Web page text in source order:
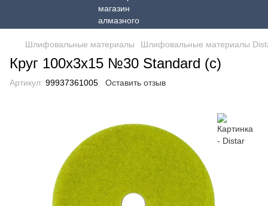
Шлифовальные материалы Шлифовальные материалы
Круг 100x3x15 №30 Standard (с)
Артикул: 99937361005 Оставить отзыв